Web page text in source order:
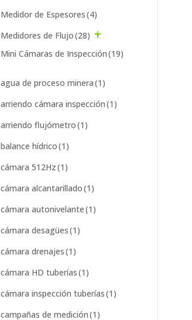
Medidor de Espesores(4)
Medidores de Flujo(28)
Mini Cámaras de Inspección(19)
agua de proceso minera(1)
arriendo cámara inspección(1)
arriendo flujómetro(1)
balance hídrico(1)
cámara 512Hz(1)
cámara alcantarillado(1)
cámara autonivelante(1)
cámara desagües(1)
cámara drenajes(1)
cámara HD tuberías(1)
cámara inspección tuberías(1)
campañas de medición(1)